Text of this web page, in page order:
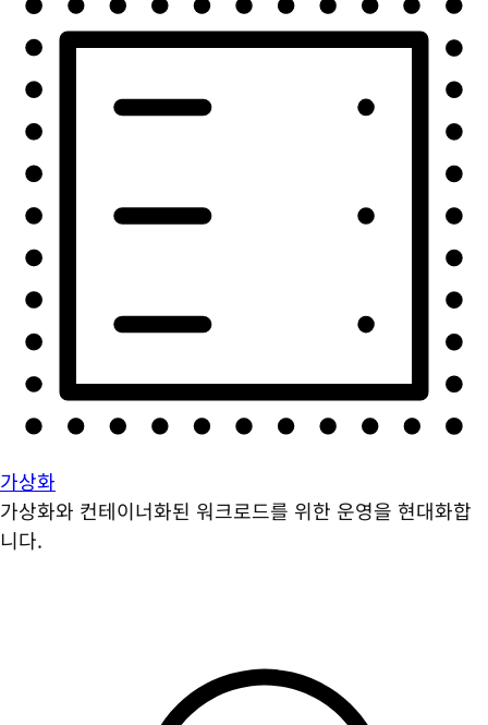
가상화
가상화와 컨테이너화된 워크로드를 위한 운영을 현대화합
니다.